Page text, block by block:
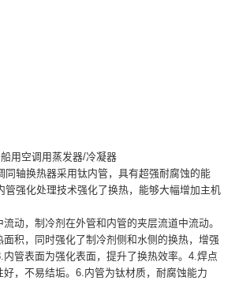
船用空调用蒸发器/冷凝器
同轴换热器采用钛内管，具有超强耐腐蚀的能
管强化处理技术强化了换热，能够大幅增加主机
流动，制冷剂在外管和内管的夹层流道中流动。
积，同时强化了制冷剂侧和水侧的换热，增强
管表面为强化表面，提升了换热效率。4.焊点
，不易结垢。6.内管为钛材质，耐腐蚀能力